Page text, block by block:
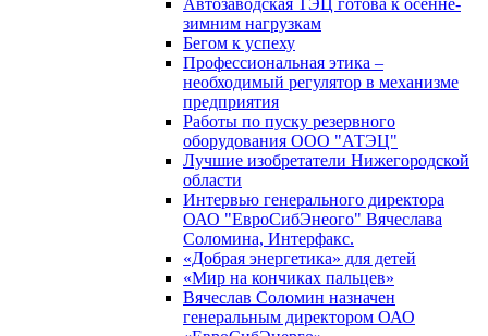
Автозаводская ТЭЦ готова к осенне-
зимним нагрузкам
Бегом к успеху
Профессиональная этика –
необходимый регулятор в механизме
предприятия
Работы по пуску резервного
оборудования ООО "АТЭЦ"
Лучшие изобретатели Нижегородской
области
Интервью генерального директора
ОАО "ЕвроСибЭнеого" Вячеслава
Соломина, Интерфакс.
«Добрая энергетика» для детей
«Мир на кончиках пальцев»
Вячеслав Соломин назначен
генеральным директором ОАО